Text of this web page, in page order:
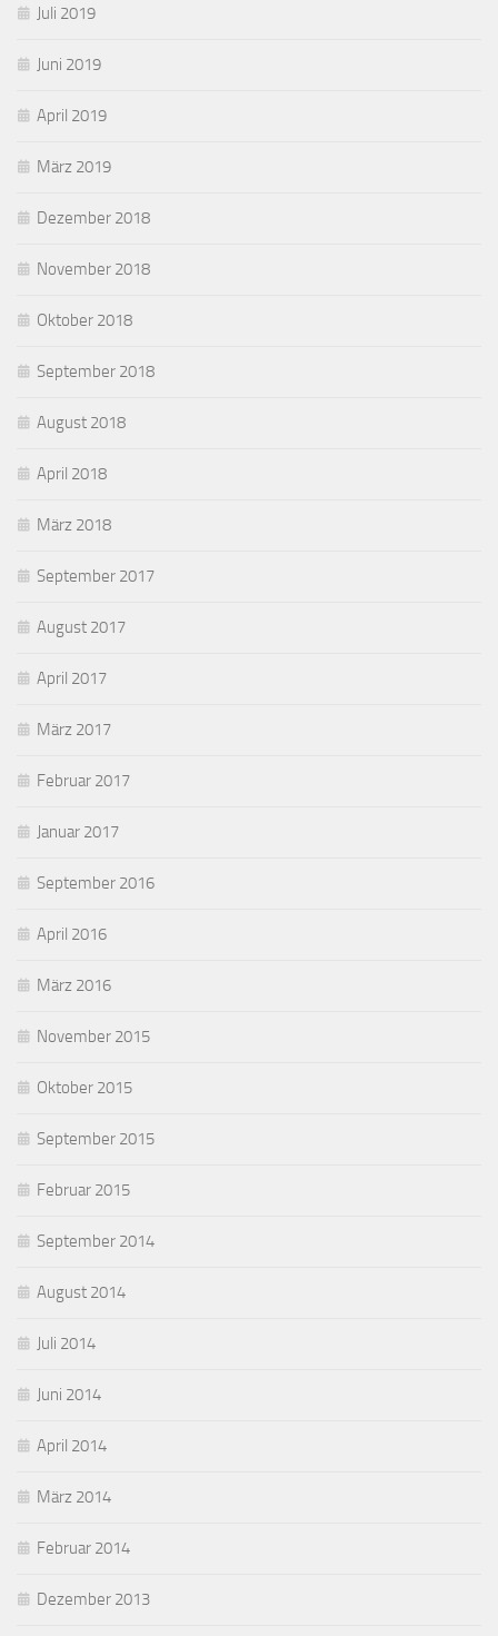
Juli 2019
Juni 2019
April 2019
März 2019
Dezember 2018
November 2018
Oktober 2018
September 2018
August 2018
April 2018
März 2018
September 2017
August 2017
April 2017
März 2017
Februar 2017
Januar 2017
September 2016
April 2016
März 2016
November 2015
Oktober 2015
September 2015
Februar 2015
September 2014
August 2014
Juli 2014
Juni 2014
April 2014
März 2014
Februar 2014
Dezember 2013